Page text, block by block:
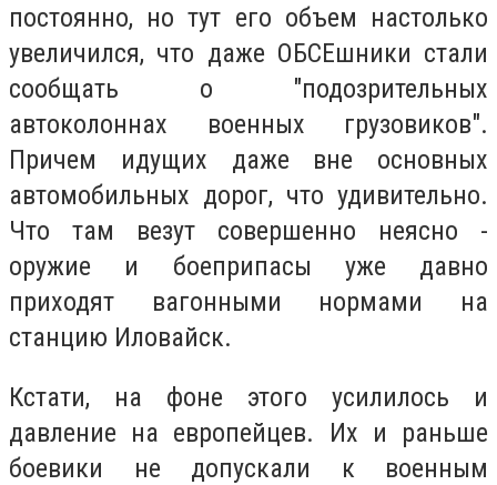
постоянно, но тут его объем настолько
увеличился, что даже ОБСЕшники стали
сообщать о "подозрительных
автоколоннах военных грузовиков".
Причем идущих даже вне основных
автомобильных дорог, что удивительно.
Что там везут совершенно неясно -
оружие и боеприпасы уже давно
приходят вагонными нормами на
станцию Иловайск.
Кстати, на фоне этого усилилось и
давление на европейцев. Их и раньше
боевики не допускали к военным